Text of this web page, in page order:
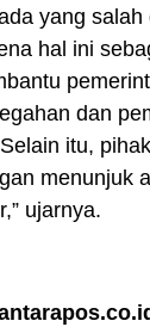
yang salah
hal ini
dan
itu,
menunjuk
ujarnya.